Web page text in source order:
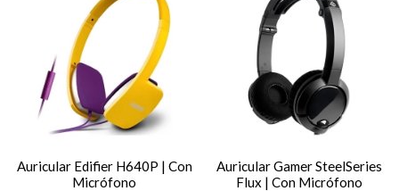
Auricular Edifier H640P | Con
Micrófono
Auricular Gamer SteelSeries
Flux | Con Micrófono